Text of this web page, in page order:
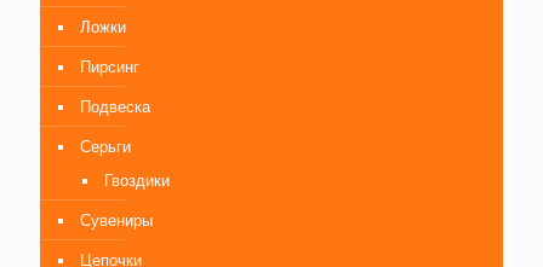
Ложки
Пирсинг
Подвеска
Серьги
Гвоздики
Сувениры
Цепочки